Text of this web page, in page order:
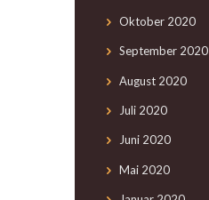
Oktober 2020
September 2020
August 2020
Juli 2020
Juni 2020
Mai 2020